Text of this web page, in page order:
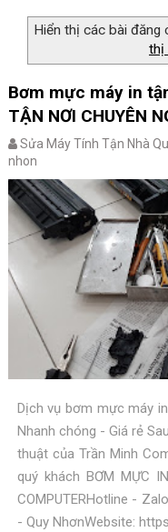
Hiển thị các bài đăng
thị
Bơm mực máy in
TẬN NƠI CHUYÊN
Sửa Máy Tính Tận Nhà
nhon
Dịch vụ bơm mực máy
Nhanh chóng - Giá rẻ
thuật của Trần Minh
quý khách BƠM MỰC
COMPUTERHotline -
- Quy NhơnWebsite: